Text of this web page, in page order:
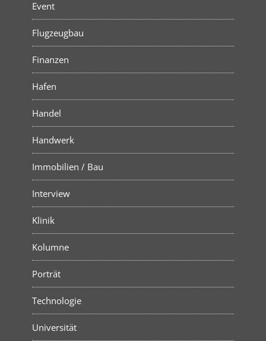
Event
Flugzeugbau
Finanzen
Hafen
Handel
Handwerk
Immobilien / Bau
Interview
Klinik
Kolumne
Porträt
Technologie
Universität